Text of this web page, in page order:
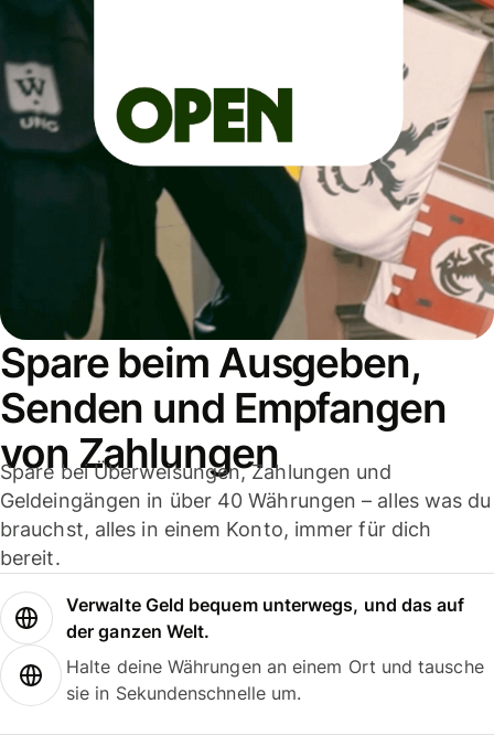
Spare beim Ausgeben,
Senden und Empfangen
von Zahlungen
Spare bei Überweisungen, Zahlungen und
Geldeingängen in über 40 Währungen – alles was du
brauchst, alles in einem Konto, immer für dich
bereit.
Verwalte Geld bequem unterwegs, und das auf
der ganzen Welt.
Halte deine Währungen an einem Ort und tausche
sie in Sekundenschnelle um.